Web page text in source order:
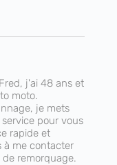
j'ai 48 ans et
moto.
je mets
pour vous
rapide et
à me contacter
remorquage.